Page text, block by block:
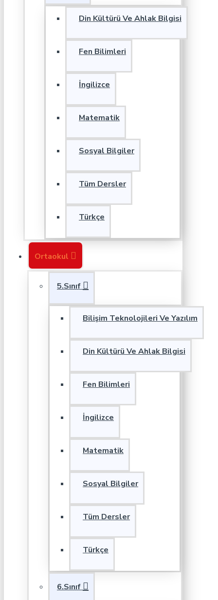
Din Kültürü Ve Ahlak Bilgisi
Fen Bilimleri
İngilizce
Matematik
Sosyal Bilgiler
Tüm Dersler
Türkçe
Ortaokul
5.Sınıf
Bilişim Teknolojileri Ve Yazılım
Din Kültürü Ve Ahlak Bilgisi
Fen Bilimleri
İngilizce
Matematik
Sosyal Bilgiler
Tüm Dersler
Türkçe
6.Sınıf